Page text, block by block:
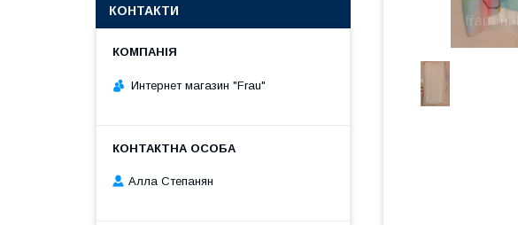
КОНТАКТИ
Интернет магазин "Frau"
Алла Степанян